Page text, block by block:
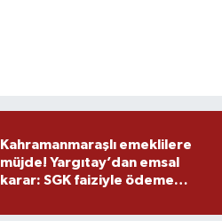
Kahramanmaraşlı emeklilere
müjde! Yargıtay’dan emsal
karar: SGK faiziyle ödeme